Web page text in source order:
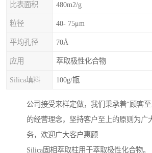
比表面积 480m2/g
粒径 40- 75μm
平均孔径 70Å
应用 萃取极性化合物
Silica填料 100g/瓶
公司接受来样定做，我们秉承着“顾客
的经营理念，坚持客户至上的原则为广
务，欢迎广大客户惠顾
Silica固相萃取柱用于萃取极性化合物。